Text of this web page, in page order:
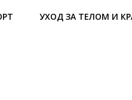
УХОД ЗА ТЕЛОМ И